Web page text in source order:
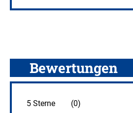
Bewertungen
5 Sterne
(0)